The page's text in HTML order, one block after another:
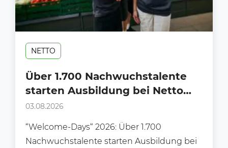
NETTO
Über 1.700 Nachwuchstalente
starten Ausbildung bei Netto
Marken-Discount
03.08.2026
“Welcome-Days“ 2026: Über 1.700
Nachwuchstalente starten Ausbildung bei